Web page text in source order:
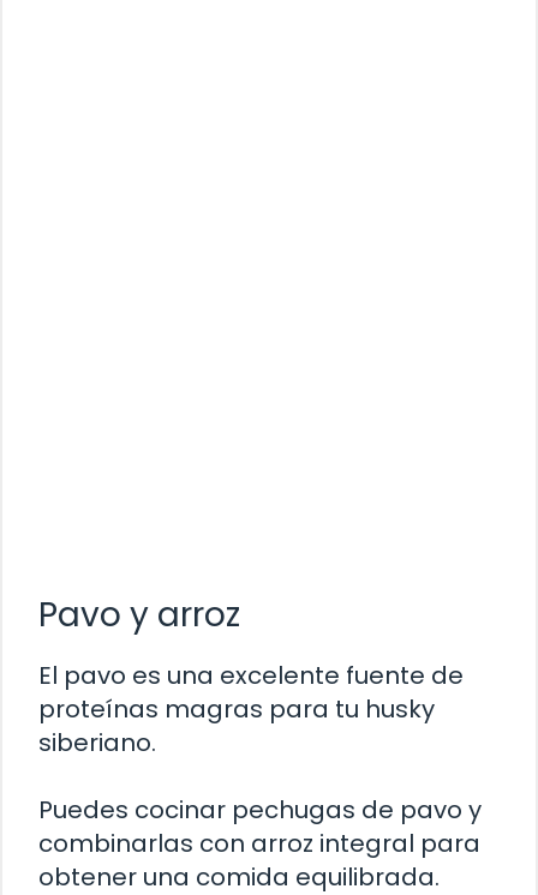
Pavo y arroz
El pavo es una excelente fuente de
proteínas magras para tu husky
siberiano.
Puedes cocinar pechugas de pavo y
combinarlas con arroz integral para
obtener una comida equilibrada.